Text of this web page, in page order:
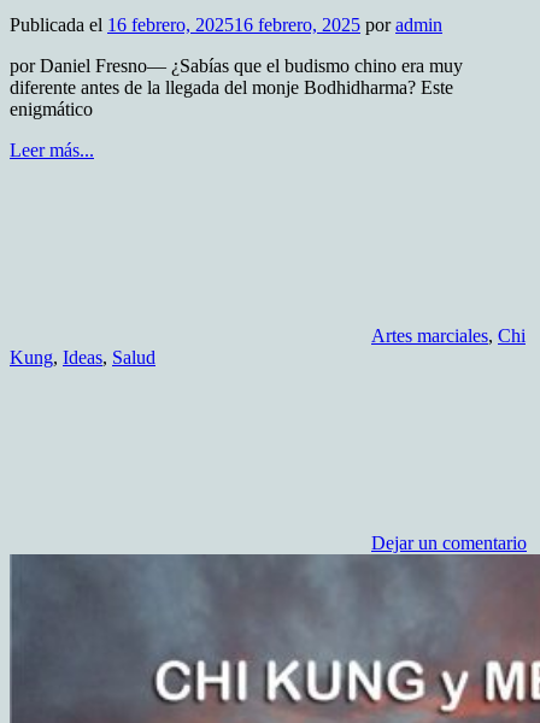
Publicada el 16 febrero, 202516 febrero, 2025 poradmin
por Daniel Fresno— ¿Sabías que el budismo chino era muy
diferente antes de la llegada del monje Bodhidharma? Este
enigmático
Leer más...
Artes marciales, Chi
Kung, Ideas, Salud
Dejar un comentario